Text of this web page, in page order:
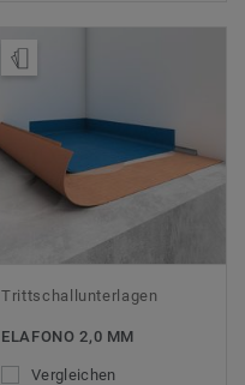
Trittschallunterlagen
ELAFONO 2,0 MM
Vergleichen